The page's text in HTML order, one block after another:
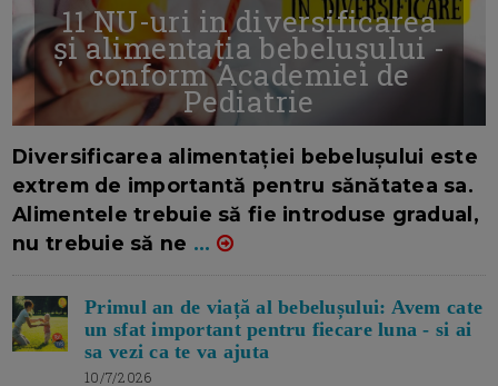
11 NU-uri in diversificarea
și alimentația bebelușului -
conform Academiei de
Pediatrie
Diversificarea alimentației bebelușului este
extrem de importantă pentru sănătatea sa.
Alimentele trebuie să fie introduse gradual,
nu trebuie să ne ...
Primul an de viață al bebelușului: Avem cate
un sfat important pentru fiecare luna - si ai
sa vezi ca te va ajuta
10/7/2026